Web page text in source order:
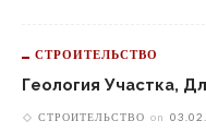
СТРОИТЕЛЬСТВО
Геология Участка,
СТРОИТЕЛЬСТВО on